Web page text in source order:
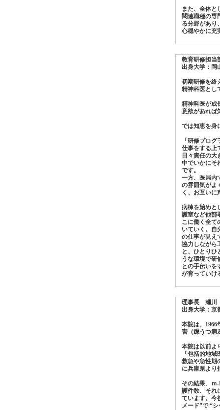
また、全体と
関連職種の専
る分野があり
心穏やかに充
教育研修担
出身大学：岡
初期研修を終
精神科医とし
精神科医が成
意欲があれば
では知恵を身
「研修プロ
仕事をする上
日々責任の
中でいかにそ
です。
一方、医局内
の雰囲気がよ
く、お互い
病棟を始めと
護室など他部
こに働く全て
いていく。自
の仕事が見え
協力しながら
と、ひとりひ
うな環境で
との手伝いを
が育っていけ
理事長 瀬
出身大学：京
本院は、1966
害（躁うつ病
本院は以前よ
「包括的地
救急や急性期
に兵庫県より
その結果、ｍ
護件数、それ
ています。今
メード”で “